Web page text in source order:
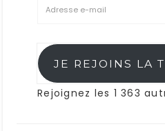
Rejoignez les 1 363